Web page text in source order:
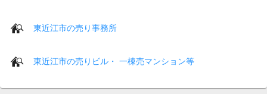
東近江市の売り事務所
東近江市の売りビル・ 一棟売マンション等